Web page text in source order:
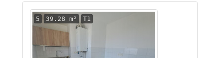
5 39.28 m² T1